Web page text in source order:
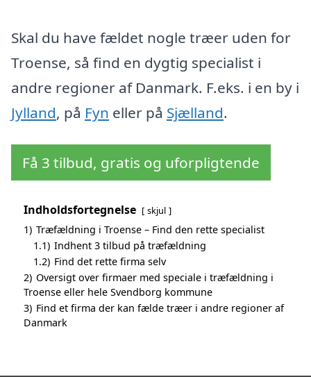
Skal du have fældet nogle træer uden for
Troense, så find en dygtig specialist i
andre regioner af Danmark. F.eks. i en by i
Jylland, på Fyn eller på Sjælland.
Få 3 tilbud, gratis og uforpligtende
Indholdsfortegnelse skjul
1) Træfældning i Troense – Find den rette specialist
1.1) Indhent 3 tilbud på træfældning
1.2) Find det rette firma selv
2) Oversigt over firmaer med speciale i træfældning i
Troense eller hele Svendborg kommune
3) Find et firma der kan fælde træer i andre regioner af
Danmark